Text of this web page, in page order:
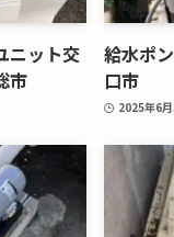
ニット交
市
給水ポ
口市
2025年6